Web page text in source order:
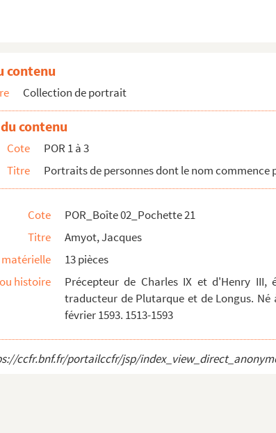
d'
d'
contenu
Collection de portrait
contenu
Cote
POR 1 à 3
Titre
Portraits de personnes dont le nom commence
Cote
POR_Boîte 02_Pochette 21
Titre
Amyot, Jacques
13 pièces
histoire
Précepteur de Charles IX et d'Henry III,
traducteur de Plutarque et de Longus. Né
février 1593. 1513-1593
ccfr.bnf.fr/portailccfr/jsp/